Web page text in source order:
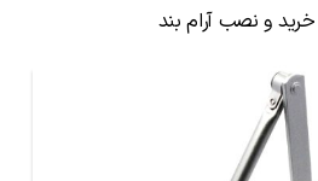
خرید و نصب آرام بند